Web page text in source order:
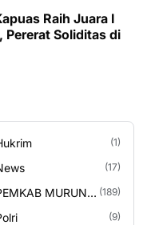
Raih Juara I
Pererat Soliditas di
(1)
(17)
MURUNG (189)
(9)